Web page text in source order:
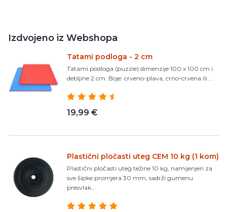
Izdvojeno iz Webshopa
Tatami podloga - 2 cm
Tatami podloga (puzzle) dimenzije 100 x 100 cm i
debljine 2 cm. Boje: crveno-plava, crno-crvena ili ...
19,99 €
Plastični pločasti uteg CEM 10 kg (1 kom)
Plastični pločasti uteg težine 10 kg, namijenjen za
sve šipke promjera 30 mm, sadrži gumenu
presvlak...